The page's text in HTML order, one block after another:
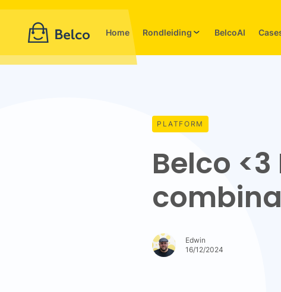
Home Rondleiding BelcoAI
PLATFORM
Belco
Edwin
16/12/2024